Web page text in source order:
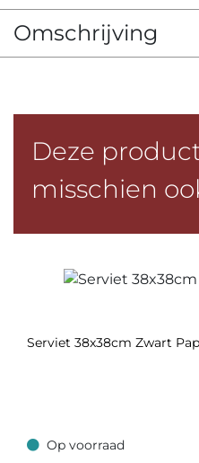
Omschrijving
Deze
misschien
Serviet 38x38cm Zwart
Op voorraad
Op voorraad